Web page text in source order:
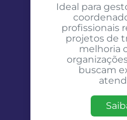
Ideal para
profissionais
projetos de
melhoria
buscam